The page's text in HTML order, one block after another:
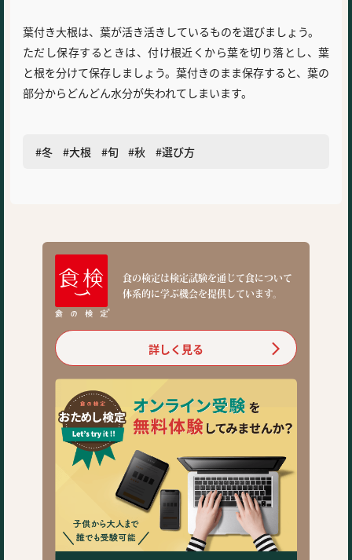
葉付き大根は、葉が活き活きしているものを選びましょう。
ただし保存するときは、付け根近くから葉を切り落とし、葉
と根を分けて保存しましょう。葉付きのまま保存すると、葉の
部分からどんどん水分が失われてしまいます。
冬 大根 旬 秋 選び方
食の検定は検定試験を通じて食について
体系的に学ぶ機会を提供しています。
詳しく見る